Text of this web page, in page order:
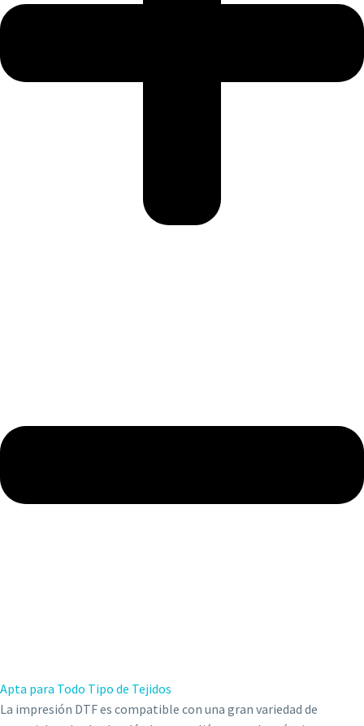
Apta para Todo Tipo de Tejidos
La impresión DTF es compatible con una gran variedad de